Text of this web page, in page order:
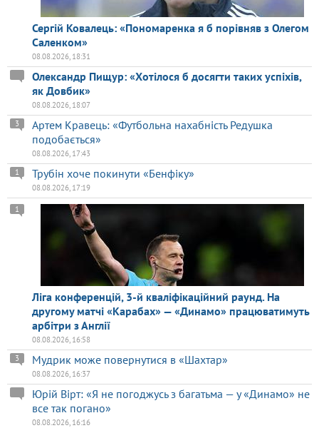
Сергій Ковалець: «Пономаренка я б порівняв з Олегом
Саленком»
08.08.2026, 18:31
Олександр Пищур: «Хотілося б досягти таких успіхів,
як Довбик»
08.08.2026, 18:07
Артем Кравець: «Футбольна нахабність Редушка
подобається»
3
08.08.2026, 17:43
Трубін хоче покинути «Бенфіку»
1
08.08.2026, 17:19
Ліга конференцій, 3-й кваліфікаційний раунд. На
другому матчі «Карабах» — «Динамо» працюватимуть
арбітри з Англії
1
08.08.2026, 16:58
Мудрик може повернутися в «Шахтар»
3
08.08.2026, 16:37
Юрій Вірт: «Я не погоджусь з багатьма — у «Динамо» не
все так погано»
08.08.2026, 16:16